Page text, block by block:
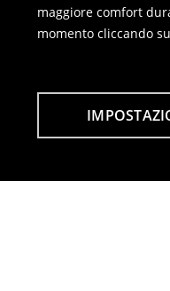
maggiore comfort
momento cliccando